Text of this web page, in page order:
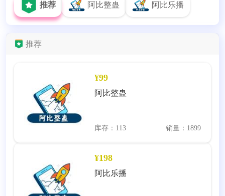
推荐 阿比整蛊 阿比乐播
推荐
¥99
阿比整蛊
库存：113 销量：1899
¥198
阿比乐播